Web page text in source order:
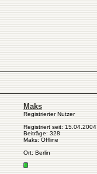
Maks
Registrierter Nutzer
Registriert seit: 15.04.2004
Beiträge: 328
Maks: Offline
Ort: Berlin